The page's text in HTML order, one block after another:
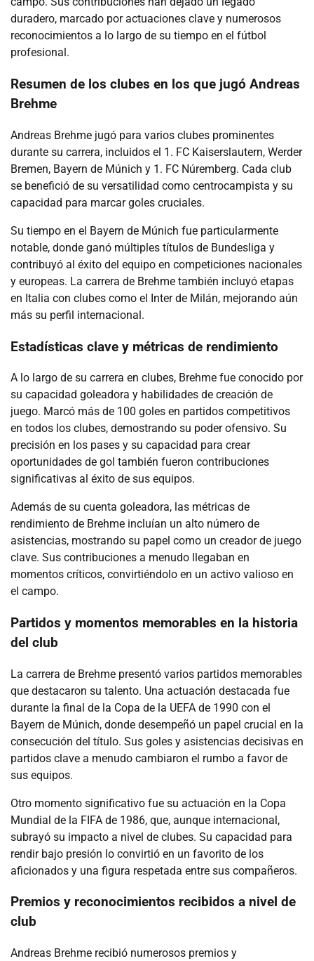
duradero, marcado por actuaciones clave y numerosos
reconocimientos a lo largo de su tiempo en el fútbol
profesional.
Resumen de los clubes en los que jugó Andreas
Brehme
Andreas Brehme jugó para varios clubes prominentes
durante su carrera, incluidos el 1. FC Kaiserslautern, Werder
Bremen, Bayern de Múnich y 1. FC Núremberg. Cada club
se benefició de su versatilidad como centrocampista y su
capacidad para marcar goles cruciales.
Su tiempo en el Bayern de Múnich fue particularmente
notable, donde ganó múltiples títulos de Bundesliga y
contribuyó al éxito del equipo en competiciones nacionales
y europeas. La carrera de Brehme también incluyó etapas
en Italia con clubes como el Inter de Milán, mejorando aún
más su perfil internacional.
Estadísticas clave y métricas de rendimiento
A lo largo de su carrera en clubes, Brehme fue conocido por
su capacidad goleadora y habilidades de creación de
juego. Marcó más de 100 goles en partidos competitivos
en todos los clubes, demostrando su poder ofensivo. Su
precisión en los pases y su capacidad para crear
oportunidades de gol también fueron contribuciones
significativas al éxito de sus equipos.
Además de su cuenta goleadora, las métricas de
rendimiento de Brehme incluían un alto número de
asistencias, mostrando su papel como un creador de juego
clave. Sus contribuciones a menudo llegaban en
momentos críticos, convirtiéndolo en un activo valioso en
el campo.
Partidos y momentos memorables en la historia
del club
La carrera de Brehme presentó varios partidos memorables
que destacaron su talento. Una actuación destacada fue
durante la final de la Copa de la UEFA de 1990 con el
Bayern de Múnich, donde desempeñó un papel crucial en la
consecución del título. Sus goles y asistencias decisivas en
partidos clave a menudo cambiaron el rumbo a favor de
sus equipos.
Otro momento significativo fue su actuación en la Copa
Mundial de la FIFA de 1986, que, aunque internacional,
subrayó su impacto a nivel de clubes. Su capacidad para
rendir bajo presión lo convirtió en un favorito de los
aficionados y una figura respetada entre sus compañeros.
Premios y reconocimientos recibidos a nivel de
club
Andreas Brehme recibió numerosos premios y